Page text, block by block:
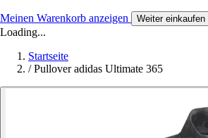
Meinen Warenkorb anzeigen Weiter einkaufen
Loading...
Startseite
/ Pullover adidas Ultimate 365